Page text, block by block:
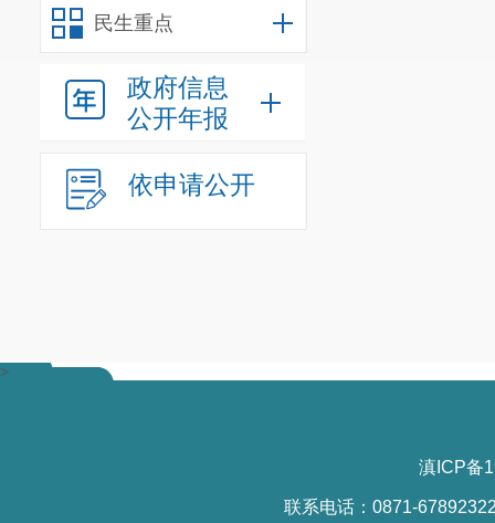
民生重点
政府信息
公开年报
依申请公开
>
滇ICP备
联系电话：0871-